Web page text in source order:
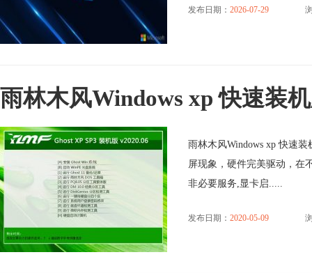
发布日期： 2026-07-29
雨林木风Windows xp 快速装
雨林木风Windows xp 快速
屏现象，硬件完美驱动，在
非必要服务,显卡启.....
发布日期： 2020-05-09